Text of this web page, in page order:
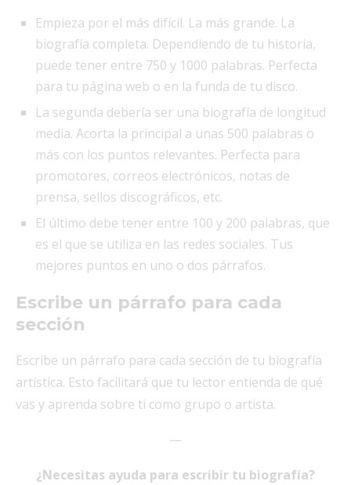
Empieza por el más difícil. La más grande. La
biografía completa. Dependiendo de tu historia,
puede tener entre 750 y 1000 palabras. Perfecta
para tu página web o en la funda de tu disco.
La segunda debería ser una biografía de longitud
media. Acorta la principal a unas 500 palabras o
más con los puntos relevantes. Perfecta para
promotores, correos electrónicos, notas de
prensa, sellos discográficos, etc.
El último debe tener entre 100 y 200 palabras, que
es el que se utiliza en las redes sociales. Tus
mejores puntos en uno o dos párrafos.
Escribe un párrafo para cada
sección
Escribe un párrafo para cada sección de tu biografía
artística. Esto facilitará que tu lector entienda de qué
vas y aprenda sobre ti como grupo o artista.
—
¿Necesitas ayuda para escribir tu biografía?